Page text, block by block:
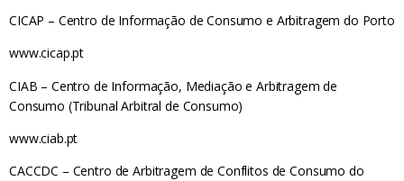
CICAP – Centro de Informação de Consumo e Arbitragem do Porto
www.cicap.pt
CIAB – Centro de Informação, Mediação e Arbitragem de
Consumo (Tribunal Arbitral de Consumo)
www.ciab.pt
CACCDC – Centro de Arbitragem de Conflitos de Consumo do